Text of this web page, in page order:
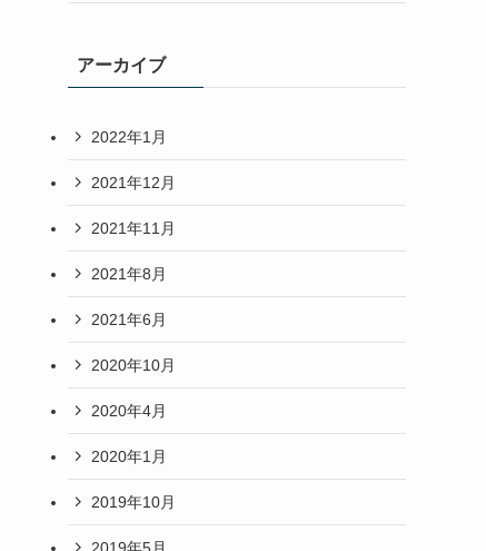
アーカイブ
2022年1月
2021年12月
2021年11月
2021年8月
2021年6月
2020年10月
2020年4月
2020年1月
2019年10月
2019年5月